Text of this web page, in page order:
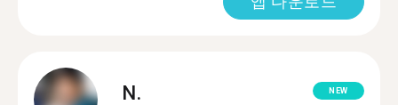
N. NEW